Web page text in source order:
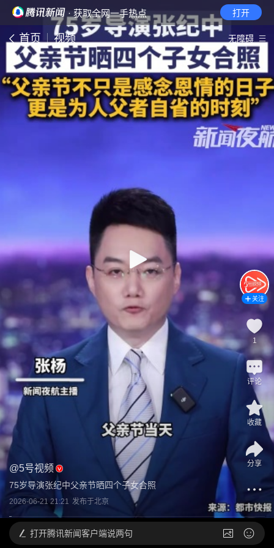
· 获取全网一手热点 打开
首页 视频 无障碍
@5号视频
75岁导演张纪中父亲节晒四个子女合照
2026-06-21 21:21 发布于北京
关注
1
评论
收藏
分享
打开腾讯新闻客户端说两句